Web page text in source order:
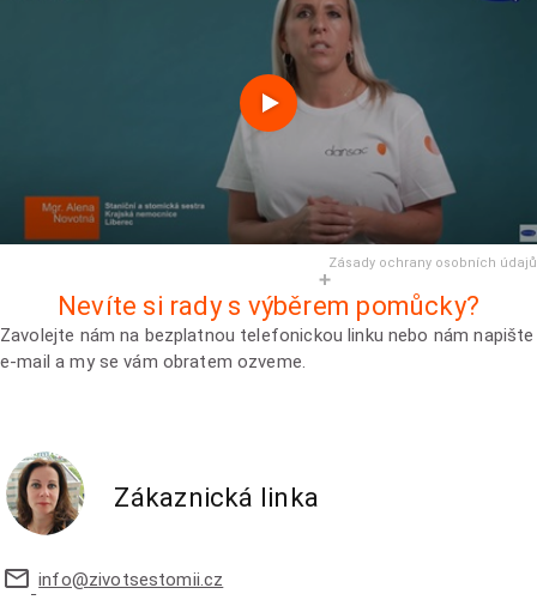
Zásady ochrany osobních údajů
Nevíte si rady s výběrem pomůcky?
Zavolejte nám na bezplatnou telefonickou linku nebo nám napište
e-mail a my se vám obratem ozveme.
Zákaznická linka
info@zivotsestomii.cz